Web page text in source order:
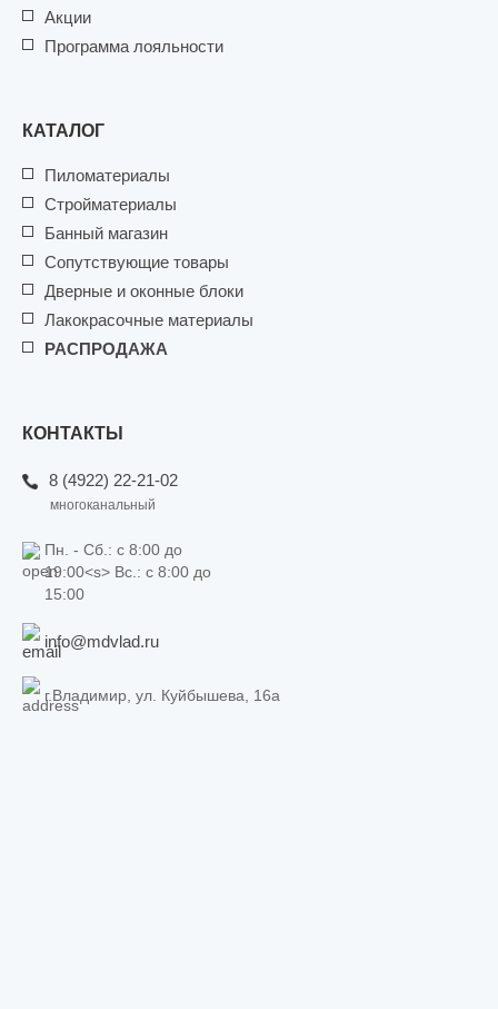
Акции
Программа лояльности
КАТАЛОГ
Пиломатериалы
Стройматериалы
Банный магазин
Сопутствующие товары
Дверные и оконные блоки
Лакокрасочные материалы
РАСПРОДАЖА
КОНТАКТЫ
8 (4922) 22-21-02
многоканальный
Пн. - Сб.: c 8:00 до
19:00<s> Вс.: c 8:00 до
15:00
info@mdvlad.ru
г.Владимир, ул. Куйбышева, 16а